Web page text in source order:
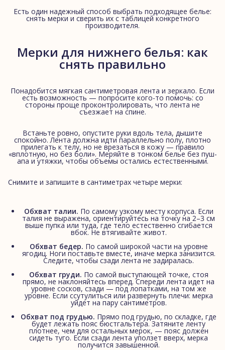
Есть один надежный способ выбрать подходящее белье:
снять мерки и сверить их с таблицей конкретного
производителя.
Мерки для нижнего белья: как
снять правильно
Понадобится мягкая сантиметровая лента и зеркало. Если
есть возможность — попросите кого-то помочь: со
стороны проще проконтролировать, что лента не
съезжает на спине.
Встаньте ровно, опустите руки вдоль тела, дышите
спокойно. Лента должна идти параллельно полу, плотно
прилегать к телу, но не врезаться в кожу — правило
«вплотную, но без боли». Меряйте в тонком белье без пуш-
апа и утяжки, чтобы объемы остались естественными.
Снимите и запишите в сантиметрах четыре мерки:
Обхват талии. По самому узкому месту корпуса. Если
талия не выражена, ориентируйтесь на точку на 2–3 см
выше пупка или туда, где тело естественно сгибается
вбок. Не втягивайте живот.
Обхват бедер. По самой широкой части на уровне
ягодиц. Ноги поставьте вместе, иначе мерка занизится.
Следите, чтобы сзади лента не задиралась.
Обхват груди. По самой выступающей точке, стоя
прямо, не наклоняйтесь вперед. Спереди лента идет на
уровне сосков, сзади — под лопатками, на том же
уровне. Если ссутулиться или развернуть плечи: мерка
уйдет на пару сантиметров.
Обхват под грудью. Прямо под грудью, по складке, где
будет лежать пояс бюстгальтера. Затяните ленту
плотнее, чем для остальных мерок, — пояс должен
сидеть туго. Если сзади лента уползет вверх, мерка
получится завышенной.